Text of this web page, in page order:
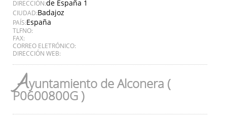
DIRECCIÓN:de España 1
CIUDAD:Badajoz
PAÍS:España
TLFNO:
FAX:
CORREO ELETRÓNICO:
DIRECCIÓN WEB:
Ayuntamiento de Alconera (
P0600800G )